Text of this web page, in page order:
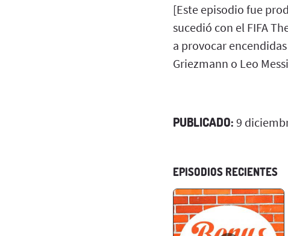
[Este episodio fue
sucedió con el FIFA
a provocar
Griezmann o Leo
PUBLICADO: 9
EPISODIOS RECIENTES